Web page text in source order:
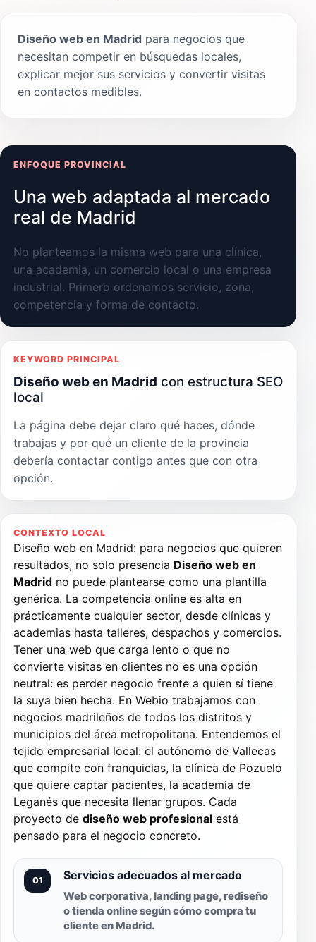
Diseño web en Madrid para negocios que
necesitan competir en búsquedas locales,
explicar mejor sus servicios y convertir visitas
en contactos medibles.
ENFOQUE PROVINCIAL
Una web adaptada al mercado
real de Madrid
No planteamos la misma web para una clínica,
una academia, un comercio local o una empresa
industrial. Primero ordenamos servicio, zona,
competencia y forma de contacto.
KEYWORD PRINCIPAL
Diseño web en Madrid con estructura SEO
local
La página debe dejar claro qué haces, dónde
trabajas y por qué un cliente de la provincia
debería contactar contigo antes que con otra
opción.
CONTEXTO LOCAL
Diseño web en Madrid: para negocios que quieren
resultados, no solo presencia Diseño web en
Madrid no puede plantearse como una plantilla
genérica. La competencia online es alta en
prácticamente cualquier sector, desde clínicas y
academias hasta talleres, despachos y comercios.
Tener una web que carga lento o que no
convierte visitas en clientes no es una opción
neutral: es perder negocio frente a quien sí tiene
la suya bien hecha. En Webio trabajamos con
negocios madrileños de todos los distritos y
municipios del área metropolitana. Entendemos el
tejido empresarial local: el autónomo de Vallecas
que compite con franquicias, la clínica de Pozuelo
que quiere captar pacientes, la academia de
Leganés que necesita llenar grupos. Cada
proyecto de diseño web profesional está
pensado para el negocio concreto.
01 Servicios adecuados al mercado
Web corporativa, landing page, rediseño
o tienda online según cómo compra tu
cliente en Madrid.